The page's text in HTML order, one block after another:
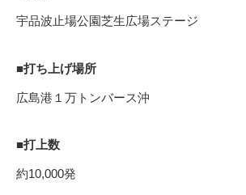
宇品波止場公園芝生広場ステージ
■打ち上げ場所
広島港１万トンバース沖
■打上数
約10,000発